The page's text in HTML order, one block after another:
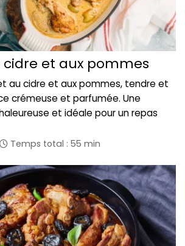
Connexion
cidre et aux pommes
au cidre et aux pommes, tendre et
crémeuse et parfumée. Une
et idéale pour un repas
Temps total : 55 min